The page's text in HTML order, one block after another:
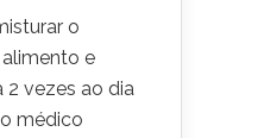
o
e
2 vezes ao dia
médico